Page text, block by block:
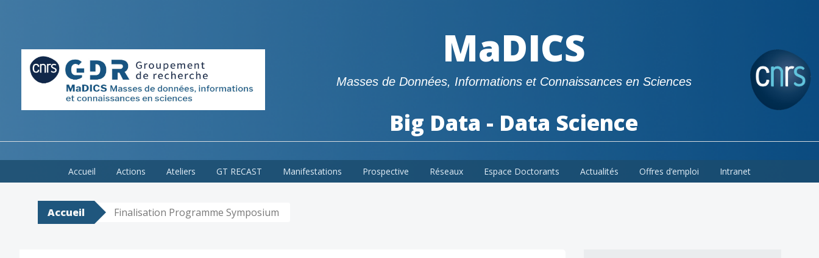
MaDICS
Masses de Données, Informations et Connaissances en Sciences
Big Data - Data Science
to
Accueil Actions Ateliers GT RECAST Manifestations Prospective Réseaux Espace Doctorants Actualités Offres d’emploi Intranet
Accueil Finalisation Programme Symposium